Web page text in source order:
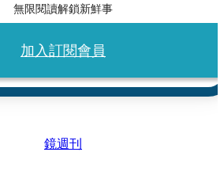
無限閱讀解鎖新鮮事
加入訂閱會員
鏡週刊